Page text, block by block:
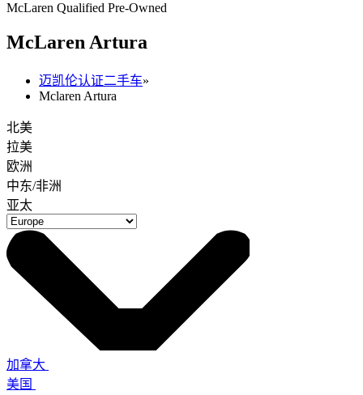
McLaren Qualified Pre-Owned
McLaren Artura
迈凯伦认证二手车»
Mclaren Artura
北美
拉美
欧洲
中东/非洲
亚太
加拿大
美国